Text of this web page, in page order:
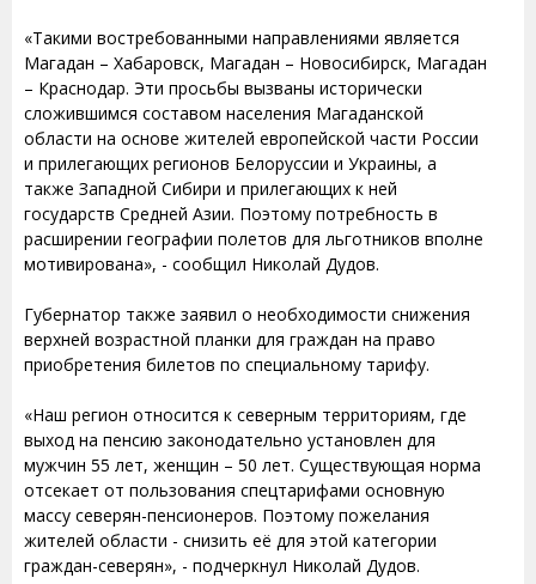
«Такими востребованными направлениями является
Магадан – Хабаровск, Магадан – Новосибирск, Магадан
– Краснодар. Эти просьбы вызваны исторически
сложившимся составом населения Магаданской
области на основе жителей европейской части России
и прилегающих регионов Белоруссии и Украины, а
также Западной Сибири и прилегающих к ней
государств Средней Азии. Поэтому потребность в
расширении географии полетов для льготников вполне
мотивирована», - сообщил Николай Дудов.
Губернатор также заявил о необходимости снижения
верхней возрастной планки для граждан на право
приобретения билетов по специальному тарифу.
«Наш регион относится к северным территориям, где
выход на пенсию законодательно установлен для
мужчин 55 лет, женщин – 50 лет. Существующая норма
отсекает от пользования спецтарифами основную
массу северян-пенсионеров. Поэтому пожелания
жителей области - снизить её для этой категории
граждан-северян», - подчеркнул Николай Дудов.